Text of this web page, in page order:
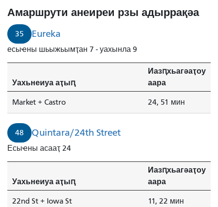
Амаршрути анеиреи рзы адыррақәа
35 Eureka
есыҽны шьыжьымҭан 7 - уахынла 9
Уахьнеиуа аҭыԥ
Иазԥхьагәаҭоу
аара
Market + Castro 24, 51 мин
48 Quintara/24th Street
Есыҽны асааҭ 24
Уахьнеиуа аҭыԥ
Иазԥхьагәаҭоу
аара
22nd St + Iowa St 11, 22 мин